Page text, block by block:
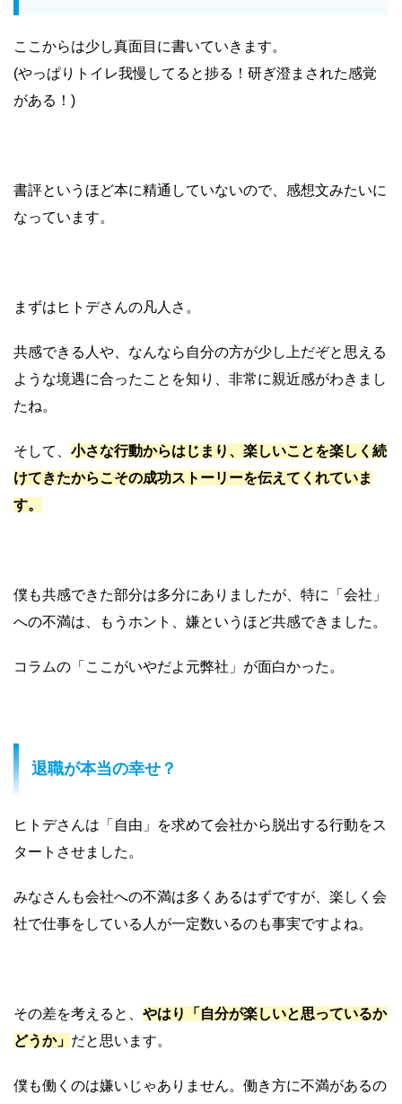
ここからは少し真面目に書いていきます。
(やっぱりトイレ我慢してると捗る！研ぎ澄まされた感覚
がある！)
書評というほど本に精通していないので、感想文みたいに
なっています。
まずはヒトデさんの凡人さ。
共感できる人や、なんなら自分の方が少し上だぞと思える
ような境遇に合ったことを知り、非常に親近感がわきまし
たね。
そして、 小さな行動からはじまり、楽しいことを楽しく続
けてきたからこその成功ストーリーを伝えてくれていま
す。
僕も共感できた部分は多分にありましたが、特に「会社」
への不満は、もうホント、嫌というほど共感できました。
コラムの「ここがいやだよ元弊社」が面白かった。
退職が本当の幸せ？
ヒトデさんは「自由」を求めて会社から脱出する行動をス
タートさせました。
みなさんも会社への不満は多くあるはずですが、楽しく会
社で仕事をしている人が一定数いるのも事実ですよね。
その差を考えると、 やはり「自分が楽しいと思っているか
どうか」 だと思います。
僕も働くのは嫌いじゃありません。働き方に不満があるの